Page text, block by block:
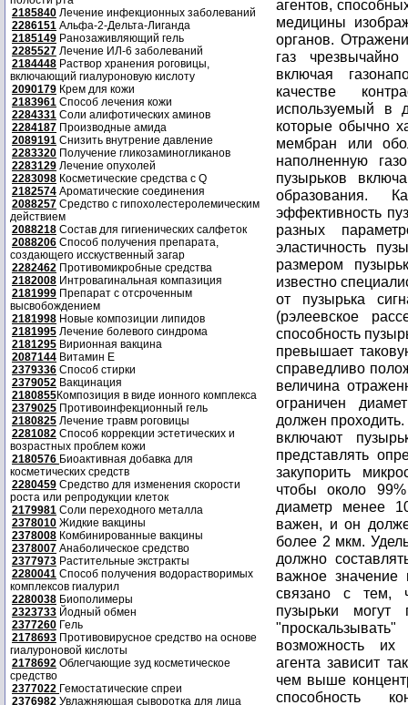
2185840 Лечение инфекционных заболеваний
2286151 Альфа-2-Дельта-Лиганда
2185149 Ранозаживляющий гель
2285527 Лечение ИЛ-6 заболеваний
2184448 Раствор хранения роговицы,
включающий гиалуроновую кислоту
2090179 Крем для кожи
2183961 Способ лечения кожи
2284331 Соли алифотических аминов
2284187 Производные амида
2089191 Снизить внутрение давление
2283320 Получение гликозаминогликанов
2283129 Лечение опухолей
2283098 Косметические средства с Q
2182574 Ароматические соединения
2088257 Средство с гипохолестеролемическим
действием
2088218 Состав для гигиенических салфеток
2088206 Способ получения препарата,
создающего исскуственный загар
2282462 Противомикробные средства
2182008 Интровагинальная компазиция
2181999 Препарат с отсроченным
высвобождением
2181998 Новые композиции липидов
2181995 Лечение болевого синдрома
2181295 Вирионная вакцина
2087144 Витамин Е
2379336 Способ стирки
2379052 Вакцинация
2180855Композиция в виде ионного комплекса
2379025 Противоинфекционный гель
2180825 Лечение травм роговицы
2281082 Способ коррекции эстетических и
возрастных проблем кожи
2180576 Биоактивная добавка для
косметических средств
2280459 Средство для изменения скорости
роста или репродукции клеток
2179981 Соли переходного металла
2378010 Жидкие вакцины
2378008 Комбинированные вакцины
2378007 Анаболическое средство
2377973 Растительные экстракты
2280041 Способ получения водорастворимых
комплексов гиалурил
2280038 Биополимеры
2323733 Йодный обмен
2377260 Гель
2178693 Противовирусное средство на основе
гиалуроновой кислоты
2178692 Облегчающие зуд косметическое
средство
2377022 Гемостатические спреи
2376982 Увлажняющая сыворотка для лица
агентов,
медицины
органов.
газ
включая
качестве
используемый в
которые обычно
мембран или
наполненную
пузырьков
образования.
эффективность
разных
эластичность
размером
известно
от пузырька
(рэлеевское
способность
превышает
справедливо
величина
ограничен
должен
включают
представлять
закупорить
чтобы около
диаметр менее
важен, и он
более 2 мкм.
должно
важное значение
связано с тем,
пузырьки могут
возможность их
агента зависит
чем выше
способность